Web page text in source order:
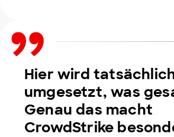
Hier wird
umgesetzt, was
Genau das macht
CrowdStrike